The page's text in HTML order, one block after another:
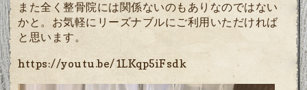
また全く整骨院には関係ないのもありなのではない
かと。お気軽にリーズナブルにご利用いただければ
と思います。
https://youtu.be/1LKqp5iFsdk